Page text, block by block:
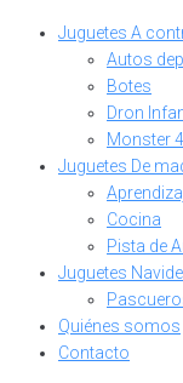
Juguetes A
Autos
Botes
Dron
Monster
Juguetes De
Cocina
Pista de
Juguetes
Quiénes somos
Contacto